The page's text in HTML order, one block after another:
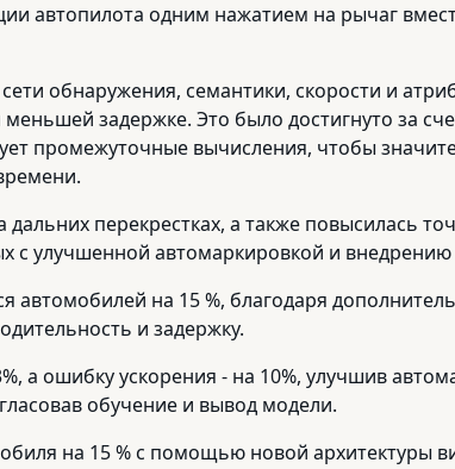
автопилота одним нажатием на рычаг
обнаружения, семантики, скорости и
задержке. Это было достигнуто за
промежуточные вычисления, чтобы
перекрестках, а также повысилась
с улучшенной автомаркировкой и
автомобилей на 15 %, благодаря
и задержку.
а ошибку ускорения - на 10%, улучшив
обучение и вывод модели.
на 15 % с помощью новой архитектуры